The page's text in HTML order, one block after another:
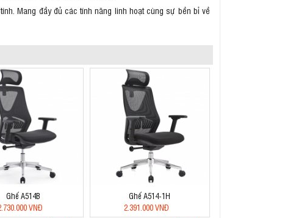
Mang đầy đủ các tính năng linh hoạt cùng sự bền bỉ về
Ghế A514B
VNĐ
Ghế A514-1H
2.391.000 VNĐ